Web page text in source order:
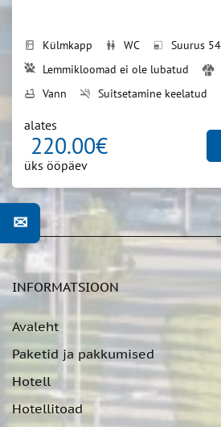
kitchen Külmkapp wc WC photo_size_select_small
Suurus
Lemmikloomad ei ole lubatud
bathtub Vann smoke_free Suitsetamine keelatud
alates
220.00€
üks ööpäev
INFORMATSIOON
Avaleht
Paketid ja pakkumised
Hotell
Hotellitoad
✉